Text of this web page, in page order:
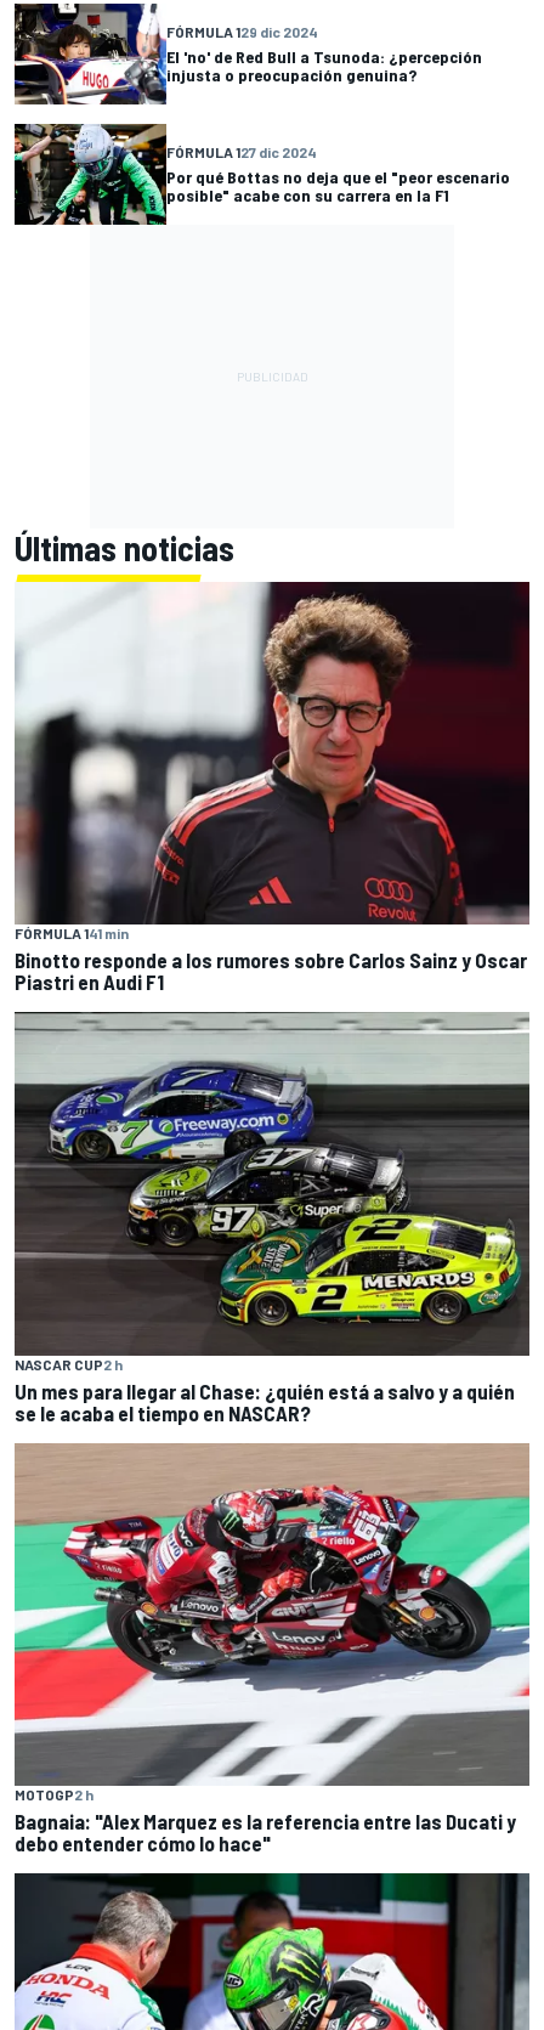
FÓRMULA 129 dic 2024
El 'no' de Red Bull a Tsunoda: ¿percepción
injusta o preocupación genuina?
FÓRMULA 127 dic 2024
Por qué Bottas no deja que el "peor escenario
posible" acabe con su carrera en la F1
Últimas noticias
FÓRMULA 141 min
Binotto responde a los rumores sobre Carlos Sainz y Oscar
Piastri en Audi F1
NASCAR CUP2 h
Un mes para llegar al Chase: ¿quién está a salvo y a quién
se le acaba el tiempo en NASCAR?
MOTOGP2 h
Bagnaia: "Alex Marquez es la referencia entre las Ducati y
debo entender cómo lo hace"